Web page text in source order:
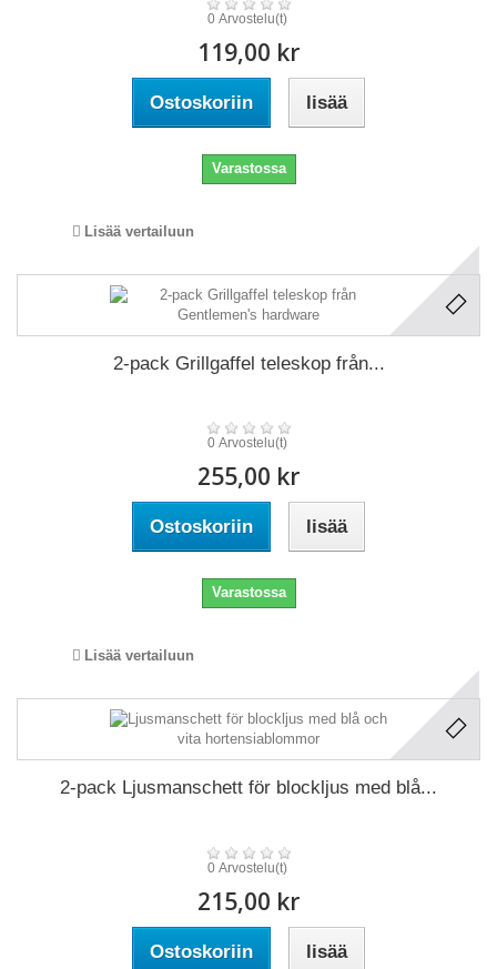
0 Arvostelu(t)
119,00 kr
Ostoskoriin lisää
Varastossa
Lisää vertailuun
2-pack Grillgaffel teleskop från...
0 Arvostelu(t)
255,00 kr
Ostoskoriin lisää
Varastossa
Lisää vertailuun
2-pack Ljusmanschett för blockljus med blå...
0 Arvostelu(t)
215,00 kr
Ostoskoriin lisää